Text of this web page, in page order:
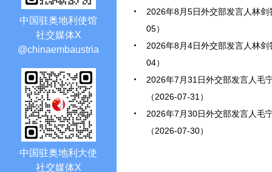
中国驻奥地利使馆
社交媒体X
@chinaembaustria
中国驻奥地利大使
社交媒体X
2026年8月5日外交部发言人林
05）
2026年8月4日外交部发言人林
04）
2026年7月31日外交部发言人毛
（2026-07-31）
2026年7月30日外交部发言人毛
（2026-07-30）